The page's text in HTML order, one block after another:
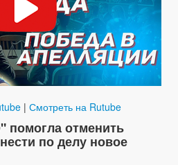
| Смотреть на Rutube
помогла отменить
по делу новое